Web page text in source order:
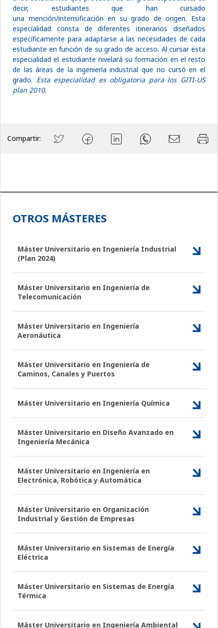
decir, estudiantes que han cursado
una mención/intensificación en su grado de origen. Esta
especialidad consta de diferentes itinerarios diseñados
específicamente para adaptarse a las necesidades de cada
estudiante en función de su grado de acceso. Al cursar esta
especialidad el estudiante nivelará su formación en el resto
de las áreas de la ingeniería industrial que no cursó en el
grado. Esta especialidad es obligatoria para los GITI-US
plan 2010.
Compartir:
OTROS MÁSTERES
Máster Universitario en Ingeniería Industrial
(Plan 2024)
Máster Universitario en Ingeniería de
Telecomunicación
Máster Universitario en Ingeniería
Aeronáutica
Máster Universitario en Ingeniería de
Caminos, Canales y Puertos
Máster Universitario en Ingeniería Química
Máster Universitario en Diseño Avanzado en
Ingeniería Mecánica
Máster Universitario en Ingeniería en
Electrónica, Robótica y Automática
Máster Universitario en Organización
Industrial y Gestión de Empresas
Máster Universitario en Sistemas de Energía
Eléctrica
Máster Universitario en Sistemas de Energía
Térmica
Máster Universitario en Ingeniería Ambiental